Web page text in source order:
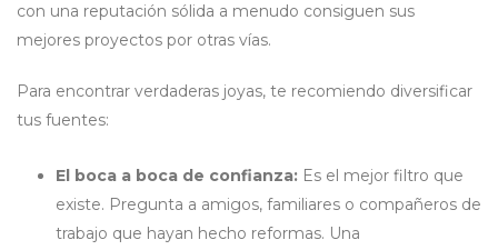
con una reputación sólida a menudo consiguen sus
mejores proyectos por otras vías.
Para encontrar verdaderas joyas, te recomiendo diversificar
tus fuentes:
El boca a boca de confianza: Es el mejor filtro que
existe. Pregunta a amigos, familiares o compañeros de
trabajo que hayan hecho reformas. Una